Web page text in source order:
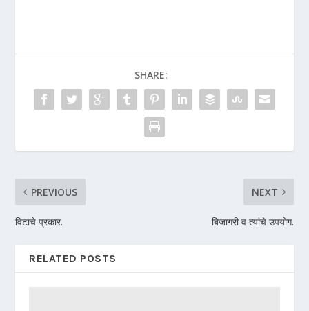
SHARE:
PREVIOUS
विटाचे प्रकार.
NEXT
बिजागरी व त्यांचे उपयोग.
RELATED POSTS